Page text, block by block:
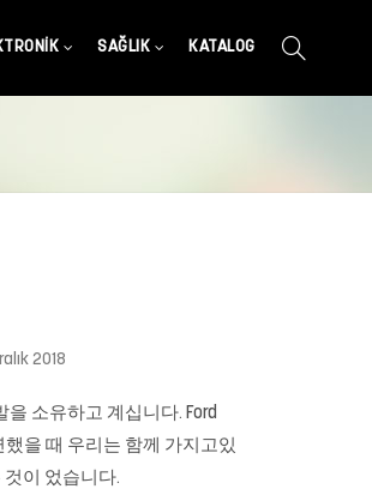
SAĞLIK KATALOG
2018
을 소유하고 계십니다. Ford
했을 때 우리는 함께 가지고있
이 었습니다.